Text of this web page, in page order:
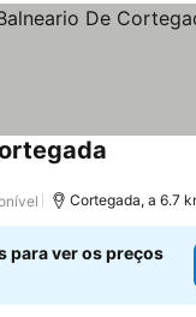
Cortegada, a 6.7
para ver os preços